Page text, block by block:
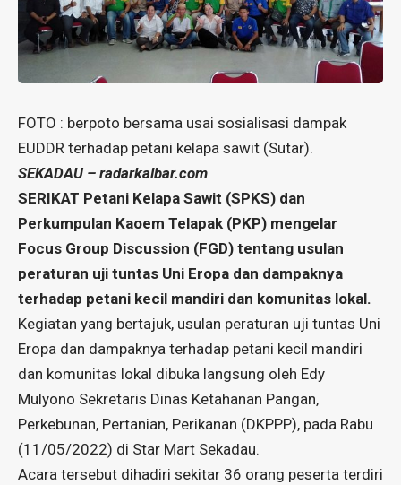
FOTO : berpoto bersama usai sosialisasi dampak
EUDDR terhadap petani kelapa sawit (Sutar).
SEKADAU – radarkalbar.com
SERIKAT Petani Kelapa Sawit (SPKS) dan
Perkumpulan Kaoem Telapak (PKP) mengelar
Focus Group Discussion (FGD) tentang usulan
peraturan uji tuntas Uni Eropa dan dampaknya
terhadap petani kecil mandiri dan komunitas lokal.
Kegiatan yang bertajuk, usulan peraturan uji tuntas Uni
Eropa dan dampaknya terhadap petani kecil mandiri
dan komunitas lokal dibuka langsung oleh Edy
Mulyono Sekretaris Dinas Ketahanan Pangan,
Perkebunan, Pertanian, Perikanan (DKPPP), pada Rabu
(11/05/2022) di Star Mart Sekadau.
Acara tersebut dihadiri sekitar 36 orang peserta terdiri